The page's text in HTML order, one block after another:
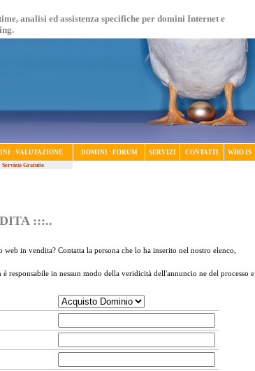
analisi ed assistenza specifiche per domini Internet e
: VALUTAZIONE DOMINI : FORUM SERVIZI CONTATTI WHO IS
Servizio Gratuito
:::..
web in vendita? Contatta la persona che lo ha inserito nel nostro elenco,
responsabile in nessun modo della veridicità dell'annuncio ne del processo e